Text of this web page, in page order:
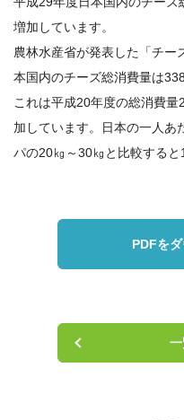
形状について
ニュース
お知らせ
チーズトピックス
増加しています。
農林水産省が発表した「チー
本国内のチーズ総消費量は
これは平成20年度の総消費
加しています。日本の一人あ
パの20㎏～30㎏と比較すると
PDFを